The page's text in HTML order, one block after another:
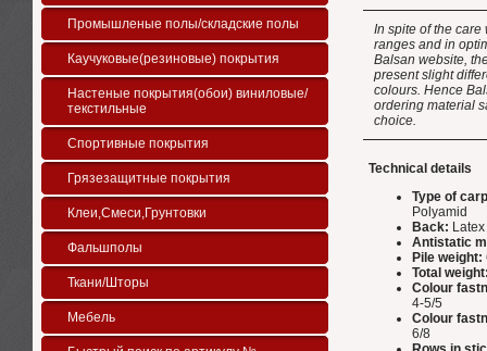
In spite of the
ranges and in
Balsan website,
present slight
colours. Hence
ordering material
choice.
Technical details
Type of
Polyamid
Back:
Antistatic
Pile weight:
Total
Colour
4-5/5
Colour
6/8
Промышленые полы/складские полы
Каучуковые(резиновые) покрытия
Настеные покрытия(обои) виниловые/
текстильные
Спортивные покрытия
Грязезащитные покрытия
Клеи,Смеси,Грунтовки
Фальшполы
Ткани/Шторы
Мебель